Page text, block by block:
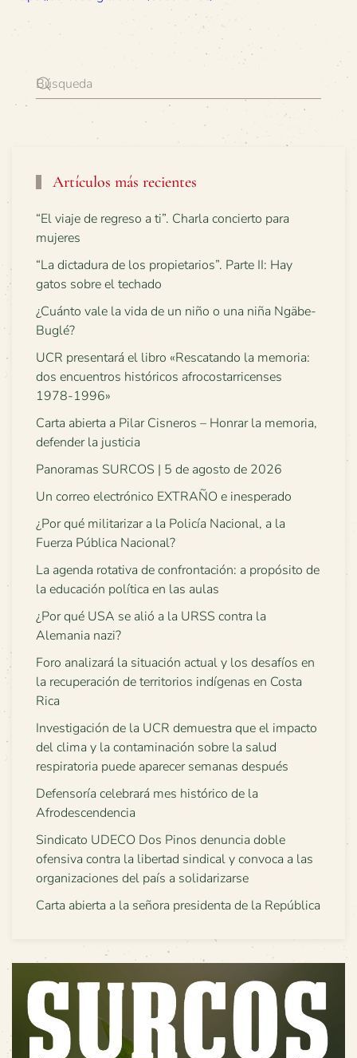
Artículos más recientes
“El viaje de regreso a ti”. Charla concierto para
mujeres
“La dictadura de los propietarios”. Parte II: Hay
gatos sobre el techado
¿Cuánto vale la vida de un niño o una niña Ngäbe-
Buglé?
UCR presentará el libro «Rescatando la memoria:
dos encuentros históricos afrocostarricenses
1978-1996»
Carta abierta a Pilar Cisneros – Honrar la memoria,
defender la justicia
Panoramas SURCOS | 5 de agosto de 2026
Un correo electrónico EXTRAÑO e inesperado
¿Por qué militarizar a la Policía Nacional, a la
Fuerza Pública Nacional?
La agenda rotativa de confrontación: a propósito de
la educación política en las aulas
¿Por qué USA se alió a la URSS contra la
Alemania nazi?
Foro analizará la situación actual y los desafíos en
la recuperación de territorios indígenas en Costa
Rica
Investigación de la UCR demuestra que el impacto
del clima y la contaminación sobre la salud
respiratoria puede aparecer semanas después
Defensoría celebrará mes histórico de la
Afrodescendencia
Sindicato UDECO Dos Pinos denuncia doble
ofensiva contra la libertad sindical y convoca a las
organizaciones del país a solidarizarse
Carta abierta a la señora presidenta de la República